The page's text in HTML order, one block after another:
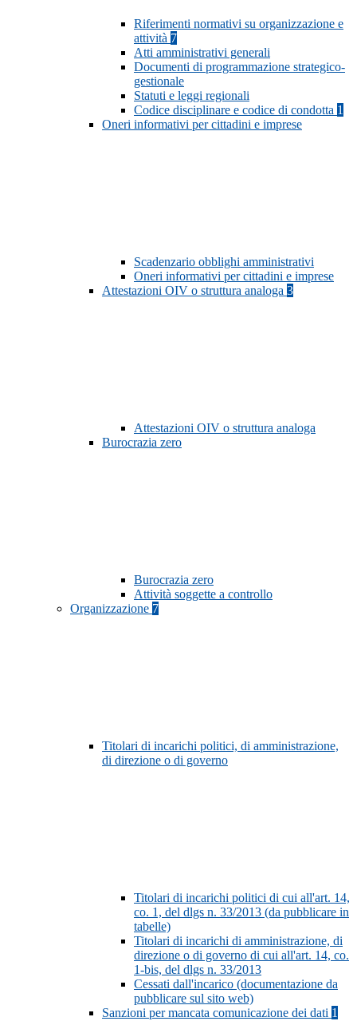
Riferimenti normativi su organizzazione e
attività 7
Atti amministrativi generali
Documenti di programmazione strategico-
gestionale
Statuti e leggi regionali
Codice disciplinare e codice di condotta 1
Oneri informativi per cittadini e imprese
Scadenzario obblighi amministrativi
Oneri informativi per cittadini e imprese
Attestazioni OIV o struttura analoga 3
Attestazioni OIV o struttura analoga
Burocrazia zero
Burocrazia zero
Attività soggette a controllo
Organizzazione 7
Titolari di incarichi politici, di amministrazione,
di direzione o di governo
Titolari di incarichi politici di cui all'art. 14,
co. 1, del dlgs n. 33/2013 (da pubblicare in
tabelle)
Titolari di incarichi di amministrazione, di
direzione o di governo di cui all'art. 14, co.
1-bis, del dlgs n. 33/2013
Cessati dall'incarico (documentazione da
pubblicare sul sito web)
Sanzioni per mancata comunicazione dei dati 1